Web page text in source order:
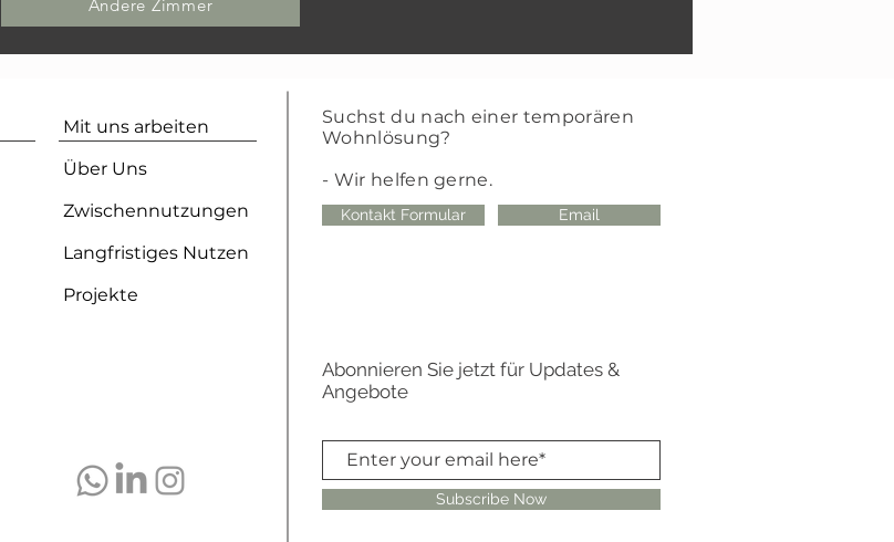
Andere Zimmer
Mit uns arbeiten
Über Uns
Zwischennutzungen
Langfristiges Nutzen
Projekte
Suchst du nach einer temporären
Wohnlösung?
- Wir helfen gerne.
Kontakt Formular Email
Abonnieren Sie jetzt für Updates &
Angebote
Subscribe Now